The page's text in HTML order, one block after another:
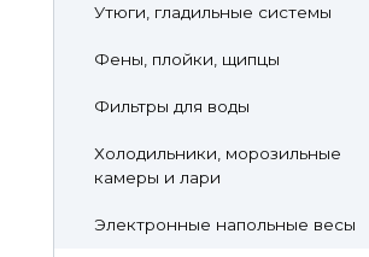
Утюги, гладильные системы
Фены, плойки, щипцы
Фильтры для воды
Холодильники, морозильные
камеры и лари
Электронные напольные весы